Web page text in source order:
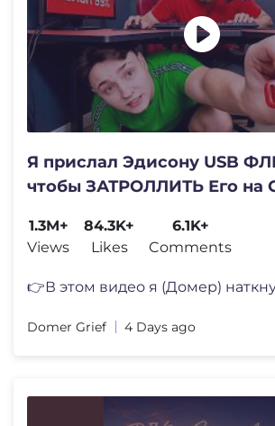
Я прислал Эдисону USB
чтобы ЗАТРОЛЛИТЬ Его на
1.3M+
Views
84.3K+
Likes
6.1K+
Comments
👉В этом видео я (Домер)
Domer Grief 4 Days ago